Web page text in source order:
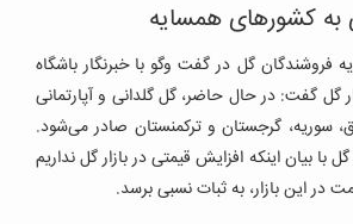
به کشورهای همسایه
فروشندگان گل در گفت وگو با خبرنگار باشگاه
گل گفت: در حال حاضر، گل گلدانی و آپارتمانی
سوریه، گرجستان و ترکمنستان صادر می‌شود.
با بیان اینکه افزایش قیمتی در بازار گل نداریم
در این بازار، به ثبات نسبی برسد.